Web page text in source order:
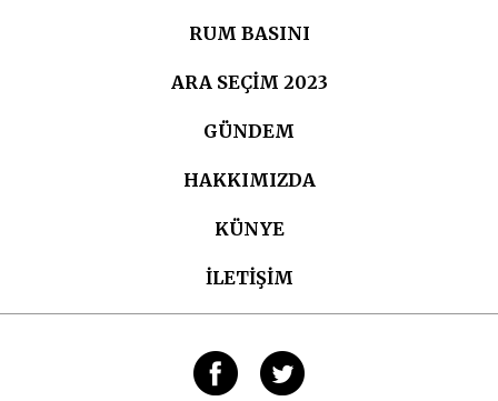
RUM BASINI
ARA SEÇIM 2023
GÜNDEM
HAKKIMIZDA
KÜNYE
İLETİŞİM